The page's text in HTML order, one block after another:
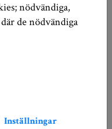
ska vara
nödvändiga,
de nödvändiga
Inställningar